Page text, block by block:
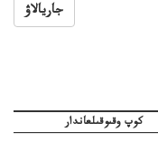
جاريالاۋ
كوپ وقىوقىلعاندار